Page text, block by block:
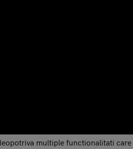
multiple functionalitati